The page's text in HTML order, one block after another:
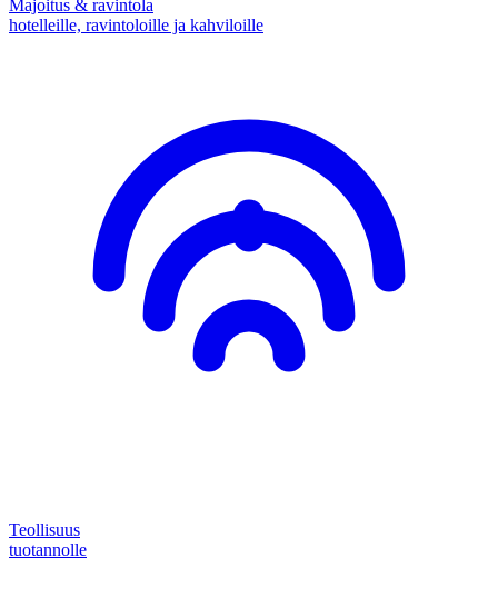
Majoitus & ravintola
hotelleille, ravintoloille ja kahviloille
Teollisuus
tuotannolle